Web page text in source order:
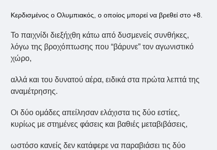
Κερδισμένος ο Ολυμπιακός, ο οποίος μπορεί να βρεθεί στο +8.
Το παιχνίδι διεξήχθη κάτω από δυσμενείς συνθήκες,
λόγω της βροχόπτωσης που “βάρυνε” τον αγωνιστικό
χώρο,
αλλά και του δυνατού αέρα, ειδικά στα πρώτα λεπτά της
αναμέτρησης.
Οι δύο ομάδες απείλησαν ελάχιστα τις δύο εστίες,
κυρίως με στημένες φάσεις και βαθιές μεταβιβάσεις,
ωστόσο κανείς δεν κατάφερε να παραβιάσει τις δύο